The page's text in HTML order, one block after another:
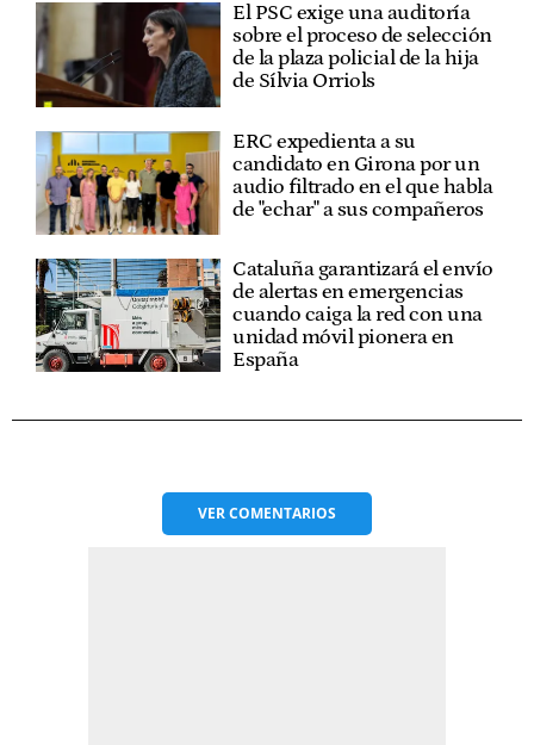
El PSC exige una auditoría
sobre el proceso de selección
de la plaza policial de la hija
de Sílvia Orriols
ERC expedienta a su
candidato en Girona por un
audio filtrado en el que habla
de "echar" a sus compañeros
Cataluña garantizará el envío
de alertas en emergencias
cuando caiga la red con una
unidad móvil pionera en
España
VERCOMENTARIOS